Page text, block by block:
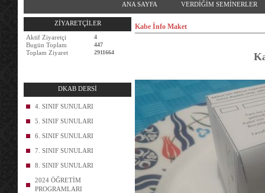
ANA SAYFA VERDİĞİM SEMİNERLER
ZİYARETÇİLER
Aktif Ziyaretçi
4
Bugün Toplam 447
Toplam Ziyaret 2911664
DKAB DERSİ
4. SINIF SUNULARI
5. SINIF SUNULARI
6. SINIF SUNULARI
7. SINIF SUNULARI
8. SINIF SUNULARI
2024 ÖĞRETİM
PROGRAMLARI
Kabe İnfo Maket